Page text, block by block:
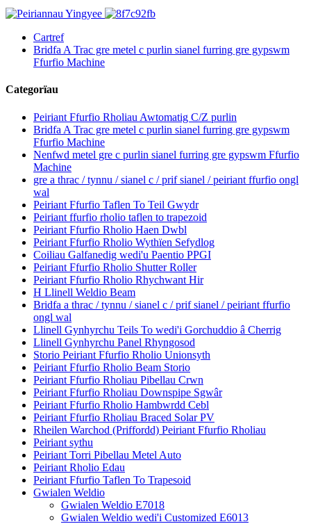
Cartref
Bridfa A Trac gre metel c purlin sianel furring gre gypswm
Ffurfio Machine
Categorïau
Peiriant Ffurfio Rholiau Awtomatig C/Z purlin
Bridfa A Trac gre metel c purlin sianel furring gre gypswm
Ffurfio Machine
Nenfwd metel gre c purlin sianel furring gre gypswm Ffurfio
Machine
gre a thrac / tynnu / sianel c / prif sianel / peiriant ffurfio ongl
wal
Peiriant Ffurfio Taflen To Teil Gwydr
Peiriant ffurfio rholio taflen to trapezoid
Peiriant Ffurfio Rholio Haen Dwbl
Peiriant Ffurfio Rholio Wythïen Sefydlog
Coiliau Galfanedig wedi'u Paentio PPGI
Peiriant Ffurfio Rholio Shutter Roller
Peiriant Ffurfio Rholio Rhychwant Hir
H Llinell Weldio Beam
Bridfa a thrac / tynnu / sianel c / prif sianel / peiriant ffurfio
ongl wal
Llinell Gynhyrchu Teils To wedi'i Gorchuddio â Cherrig
Llinell Gynhyrchu Panel Rhyngosod
Storio Peiriant Ffurfio Rholio Unionsyth
Peiriant Ffurfio Rholio Beam Storio
Peiriant Ffurfio Rholiau Pibellau Crwn
Peiriant Ffurfio Rholiau Downspipe Sgwâr
Peiriant Ffurfio Rholio Hambwrdd Cebl
Peiriant Ffurfio Rholiau Braced Solar PV
Rheilen Warchod (Priffordd) Peiriant Ffurfio Rholiau
Peiriant sythu
Peiriant Torri Pibellau Metel Auto
Peiriant Rholio Edau
Peiriant Ffurfio Taflen To Trapesoid
Gwialen Weldio
Gwialen Weldio E7018
Gwialen Weldio wedi'i Customized E6013